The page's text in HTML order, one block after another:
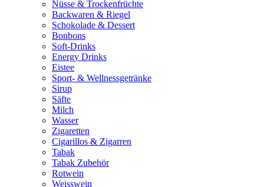
Nüsse & Trockenfrüchte
Backwaren & Riegel
Schokolade & Dessert
Bonbons
Soft-Drinks
Energy Drinks
Eistee
Sport- & Wellnessgetränke
Sirup
Säfte
Milch
Wasser
Zigaretten
Cigarillos & Zigarren
Tabak
Tabak Zubehör
Rotwein
Weisswein